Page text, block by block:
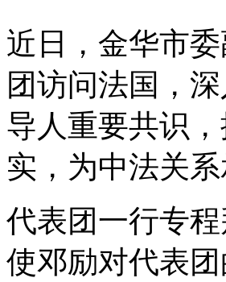
近日，金华市
团访问法国，
导人重要共识
实，为中法关
代表团一行专
使邓励对代表